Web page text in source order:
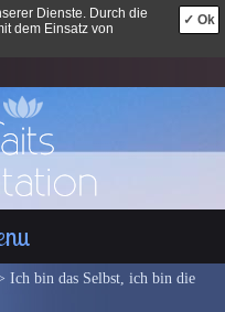
Dienste. Durch die
dem Einsatz von
✓ Ok
Ich bin das Selbst, ich bin die